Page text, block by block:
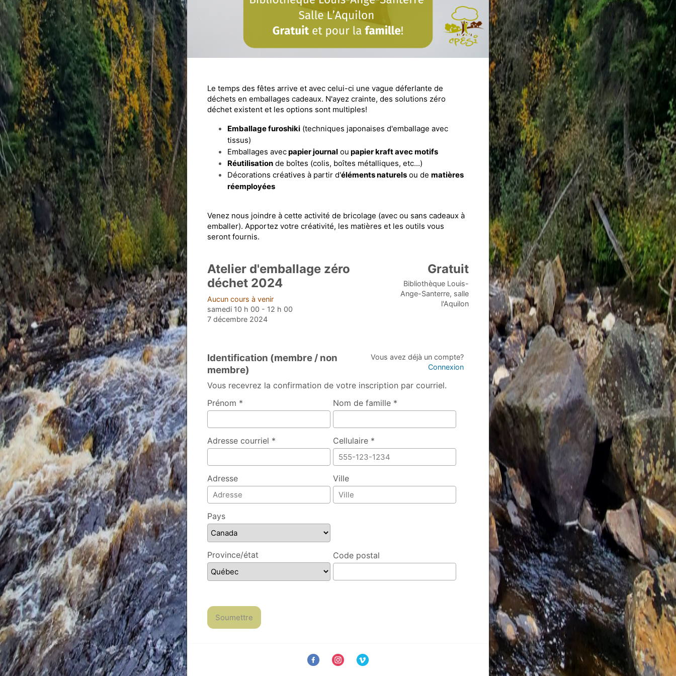
Le temps des fêtes arrive et avec celui-ci une vague déferlante de
déchets en emballages cadeaux. N'ayez crainte, des solutions zéro
déchet existent et les options sont multiples!
Emballage furoshiki (techniques japonaises d'emballage avec
tissus)
Emballages avecpapier journal ou papier kraft avec motifs
Réutilisation de boîtes (colis, boîtes métalliques, etc...)
Décorations créatives à partir d'éléments naturels ou de matières
réemployées
Venez nous joindre à cette activité de bricolage (avec ou sans cadeaux à
emballer). Apportez votre créativité, les matières et les outils vous
seront fournis.
Atelier d'emballage zéro
déchet 2024
Aucun cours à venir
samedi 10 h 00 - 12 h 00
7 décembre 2024
Gratuit
Bibliothèque Louis-
Ange-Santerre, salle
l'Aquilon
Identification (membre / non
membre)
Vous avez déjà un compte?
Connexion
Vous recevrez la confirmation de votre inscription par courriel.
Prénom *
Nom de famille *
Adresse courriel * Cellulaire *
Adresse Ville
Pays
Province/état Code postal
Soumettre